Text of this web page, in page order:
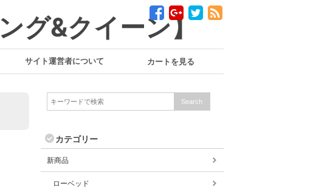
グ&クイーン】
サイト運営者について カートを見る
カテゴリー
新商品
ローベッド